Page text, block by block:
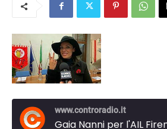
www.controradio.it
Gaia Nanni per l'AIL